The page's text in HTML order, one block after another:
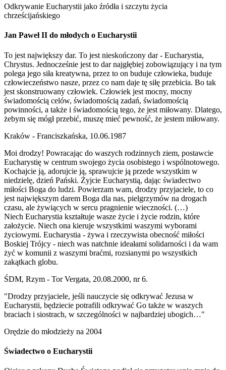
Odkrywanie Eucharystii jako źródła i szczytu życia
chrześcijańskiego
Jan Paweł II do młodych o Eucharystii
To jest największy dar. To jest nieskończony dar - Eucharystia,
Chrystus. Jednocześnie jest to dar najgłębiej zobowiązujący i na tym
polega jego siła kreatywna, przez to on buduje człowieka, buduje
człowieczeństwo nasze, przez co nam daje tę siłę przebicia. Bo tak
jest skonstruowany człowiek. Człowiek jest mocny, mocny
świadomością celów, świadomością zadań, świadomością
powinności, a także i świadomością tego, że jest miłowany. Dlatego,
żebym się mógł przebić, muszę mieć pewność, że jestem miłowany.
Kraków - Franciszkańska, 10.06.1987
Moi drodzy! Powracając do waszych rodzinnych ziem, postawcie
Eucharystię w centrum swojego życia osobistego i wspólnotowego.
Kochajcie ją, adorujcie ją, sprawujcie ją przede wszystkim w
niedzielę, dzień Pański. Żyjcie Eucharystią, dając świadectwo
miłości Boga do ludzi. Powierzam wam, drodzy przyjaciele, to co
jest największym darem Boga dla nas, pielgrzymów na drogach
czasu, ale żywiących w sercu pragnienie wieczności. (…)
Niech Eucharystia kształtuje wasze życie i życie rodzin, które
założycie. Niech ona kieruje wszystkimi waszymi wyborami
życiowymi. Eucharystia - żywa i rzeczywista obecność miłości
Boskiej Trójcy - niech was natchnie ideałami solidarności i da wam
żyć w komunii z waszymi braćmi, rozsianymi po wszystkich
zakątkach globu.
ŚDM, Rzym - Tor Vergata, 20.08.2000, nr 6.
"Drodzy przyjaciele, jeśli nauczycie się odkrywać Jezusa w
Eucharystii, będziecie potrafili odkrywać Go także w waszych
braciach i siostrach, w szczególności w najbardziej ubogich…"
Orędzie do młodzieży na 2004
Świadectwo o Eucharystii